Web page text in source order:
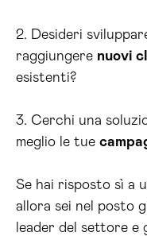
2. Desideri
raggiungere nuovi
esistenti?
3. Cerchi una
meglio le tue
Se hai risposto sì a
allora sei nel posto
leader del settore e